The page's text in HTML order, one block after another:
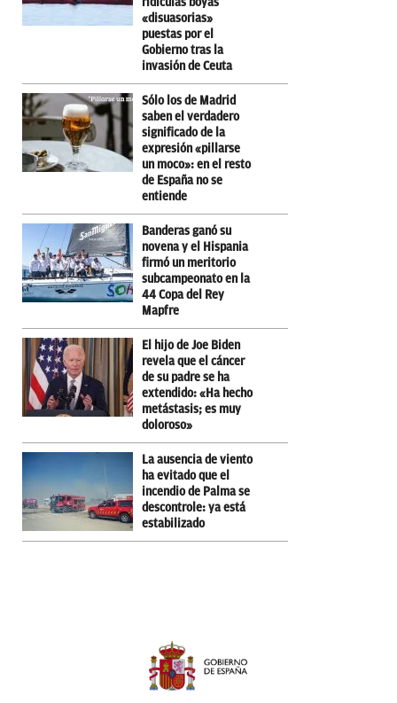
«disuasorias»
puestas por el
Gobierno tras la
invasión de Ceuta
Sólo los de Madrid
saben el verdadero
significado de la
expresión «pillarse
un moco»: en el resto
de España no se
entiende
Banderas ganó su
novena y el Hispania
firmó un meritorio
subcampeonato en la
44 Copa del Rey
Mapfre
El hijo de Joe Biden
revela que el cáncer
de su padre se ha
extendido: «Ha hecho
metástasis; es muy
doloroso»
La ausencia de viento
ha evitado que el
incendio de Palma se
descontrole: ya está
estabilizado